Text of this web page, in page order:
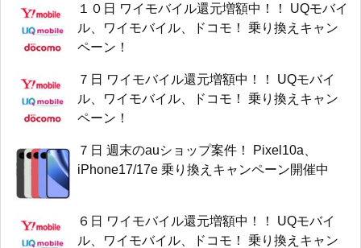
１０日 ワイモバイル還元増額中！！ UQモバイ
ル、ワイモバイル、ドコモ！ 乗り換えキャン
ペーン！
７日 ワイモバイル還元増額中！！ UQモバイ
ル、ワイモバイル、ドコモ！ 乗り換えキャン
ペーン！
７日 週末のauショップ案件！ Pixel10a、
iPhone17/17e 乗り換えキャンペーン開催中
６日 ワイモバイル還元増額中！！ UQモバイ
ル、ワイモバイル、ドコモ！ 乗り換えキャン